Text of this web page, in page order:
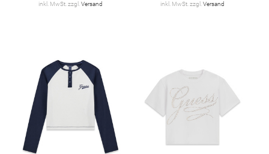
inkl. MwSt. zzgl. Versand inkl. MwSt. zzgl. Versand